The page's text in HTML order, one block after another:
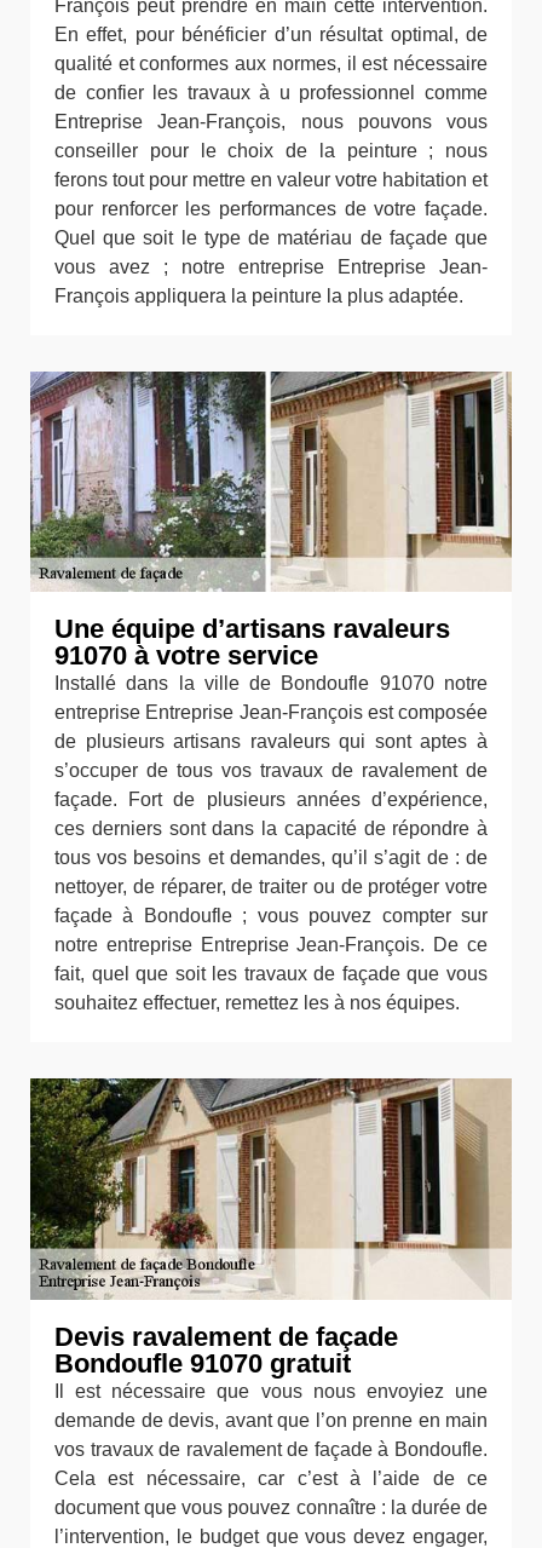
François peut prendre en main cette intervention.
En effet, pour bénéficier d’un résultat optimal, de
qualité et conformes aux normes, il est nécessaire
de confier les travaux à u professionnel comme
Entreprise Jean-François, nous pouvons vous
conseiller pour le choix de la peinture ; nous
ferons tout pour mettre en valeur votre habitation et
pour renforcer les performances de votre façade.
Quel que soit le type de matériau de façade que
vous avez ; notre entreprise Entreprise Jean-
François appliquera la peinture la plus adaptée.
Une équipe d’artisans ravaleurs
91070 à votre service
Installé dans la ville de Bondoufle 91070 notre
entreprise Entreprise Jean-François est composée
de plusieurs artisans ravaleurs qui sont aptes à
s’occuper de tous vos travaux de ravalement de
façade. Fort de plusieurs années d’expérience,
ces derniers sont dans la capacité de répondre à
tous vos besoins et demandes, qu’il s’agit de : de
nettoyer, de réparer, de traiter ou de protéger votre
façade à Bondoufle ; vous pouvez compter sur
notre entreprise Entreprise Jean-François. De ce
fait, quel que soit les travaux de façade que vous
souhaitez effectuer, remettez les à nos équipes.
Devis ravalement de façade
Bondoufle 91070 gratuit
Il est nécessaire que vous nous envoyiez une
demande de devis, avant que l’on prenne en main
vos travaux de ravalement de façade à Bondoufle.
Cela est nécessaire, car c’est à l’aide de ce
document que vous pouvez connaître : la durée de
l’intervention, le budget que vous devez engager,